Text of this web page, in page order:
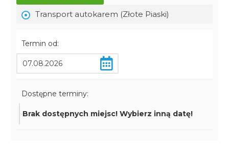
Transport autokarem (Złote Piaski)
Termin od:
Dostępne terminy:
Brak dostępnych miejsc! Wybierz inną datę!